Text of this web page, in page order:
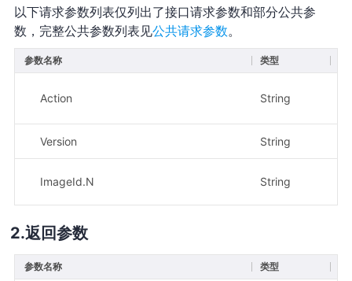
以下请求参数列表仅列出了接口请求参数和部分公共参
数，完整公共参数列表见公共请求参数。
参数名称 类型
Action String
Version String
ImageId.N String
返回参数
参数名称 类型